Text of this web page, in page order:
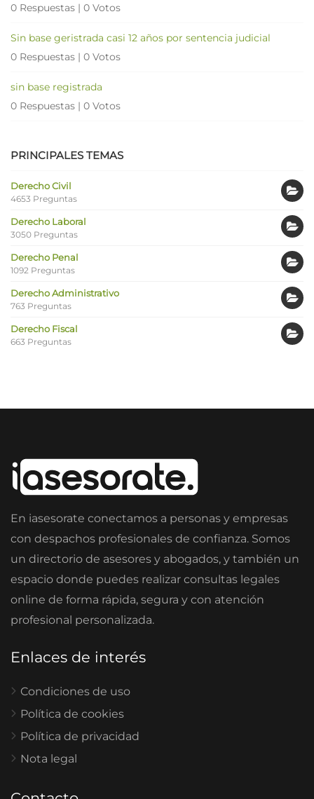
0 Respuestas | 0 Votos
Sin base geristrada casi 12 años por sentencia judicial
0 Respuestas | 0 Votos
sin base registrada
0 Respuestas | 0 Votos
PRINCIPALES TEMAS
Derecho Civil
4653 Preguntas
Derecho Laboral
3050 Preguntas
Derecho Penal
1092 Preguntas
Derecho Administrativo
763 Preguntas
Derecho Fiscal
663 Preguntas
En iasesorate conectamos a personas y empresas
con despachos profesionales de confianza. Somos
un directorio de asesores y abogados, y también un
espacio donde puedes realizar consultas legales
online de forma rápida, segura y con atención
profesional personalizada.
Enlaces de interés
Condiciones de uso
Política de cookies
Política de privacidad
Nota legal